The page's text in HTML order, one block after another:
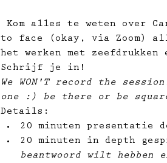
to face (okay, via Zoom)
het werken met
Schrijf je in!
We WON'T record the
one :) be there or be
Details:
20 minuten presentatie
20 minuten in depth
beantwoord wilt hebben